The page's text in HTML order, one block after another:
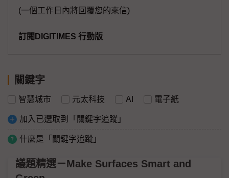
(一個工作日內將回覆您的來信)
訂閱DIGITIMES 行動版
關鍵字
智慧城市 元太科技 AI 電子紙
加入已選取到「關鍵字追蹤」
什麼是「關鍵字追蹤」
議題精選－Make Surfaces Smart and